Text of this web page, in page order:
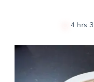
4 hrs